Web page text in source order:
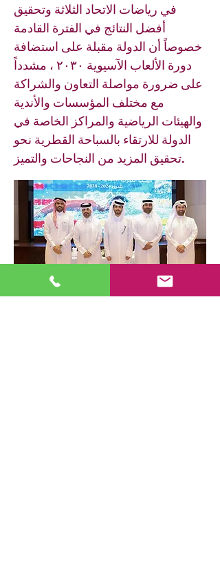
في رياضات الاتحاد الثلاثة وتحقيق
أفضل النتائج في الفترة القادمة
خصوصاً أن الدولة مقبلة على استضافة
دورة الألعاب الآسيوية ٢٠٣٠ ، مشدداً
على ضرورة مواصلة التعاون والشراكة
مع مختلف المؤسسات والأندية
والهيئات الرياضية والمراكز الخاصة في
الدولة للارتقاء بالسباحة القطرية نحو
تحقيق المزيد من النجاحات والتميز.